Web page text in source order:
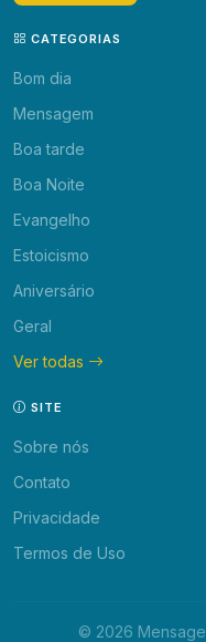
CATEGORIAS
Bom dia
Mensagem
Boa tarde
Boa Noite
Evangelho
Estoicismo
Aniversário
Geral
Ver todas
SITE
Sobre nós
Contato
Privacidade
Termos de Uso
© 2026